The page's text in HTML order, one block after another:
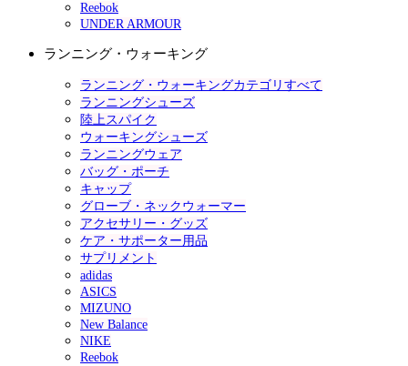
Reebok
UNDER ARMOUR
ランニング・ウォーキング
ランニング・ウォーキングカテゴリすべて
ランニングシューズ
陸上スパイク
ウォーキングシューズ
ランニングウェア
バッグ・ポーチ
キャップ
グローブ・ネックウォーマー
アクセサリー・グッズ
ケア・サポーター用品
サプリメント
adidas
ASICS
MIZUNO
New Balance
NIKE
Reebok